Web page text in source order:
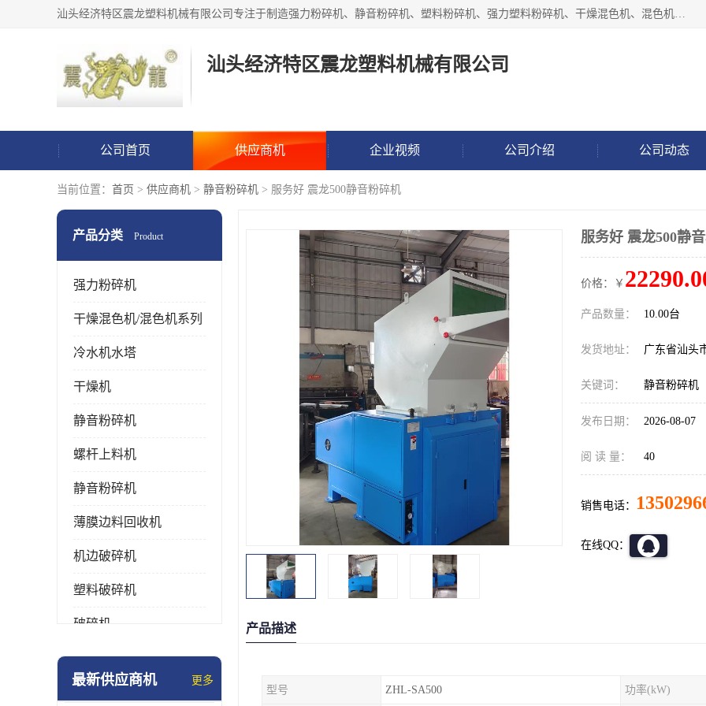
汕头经济特区震龙塑料机械有限公司专注于制造强力粉碎机、静音粉碎机、塑料粉碎机、强力塑料粉碎机、干燥混色机、混色机、冷水机、上料机等塑料辅助机械。
汕头经济特区震龙塑料机械有限公司
公司首页 供应商机 企业视频 公司介绍 公司动态
当前位置： 首页 > 供应商机 > 静音粉碎机 > 服务好 震龙500静音粉碎机
产品分类 Product
强力粉碎机
干燥混色机/混色机系列
冷水机水塔
干燥机
静音粉碎机
螺杆上料机
静音粉碎机
薄膜边料回收机
机边破碎机
塑料破碎机
破碎机
强力粉碎机
最新供应商机 更多
服务好 震龙500静
价格：￥
产品数量： 10.00台
发货地址： 广东省汕头
关键词： 静音粉碎机
发布日期： 2026-08-07
阅 读 量： 40
销售电话：
在线QQ：
产品描述
型号 ZHL-SA500 功率(kW)